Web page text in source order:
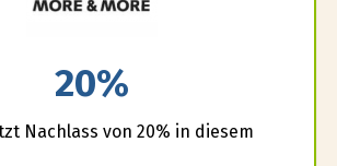
20%
Nachlass von 20% in diesem